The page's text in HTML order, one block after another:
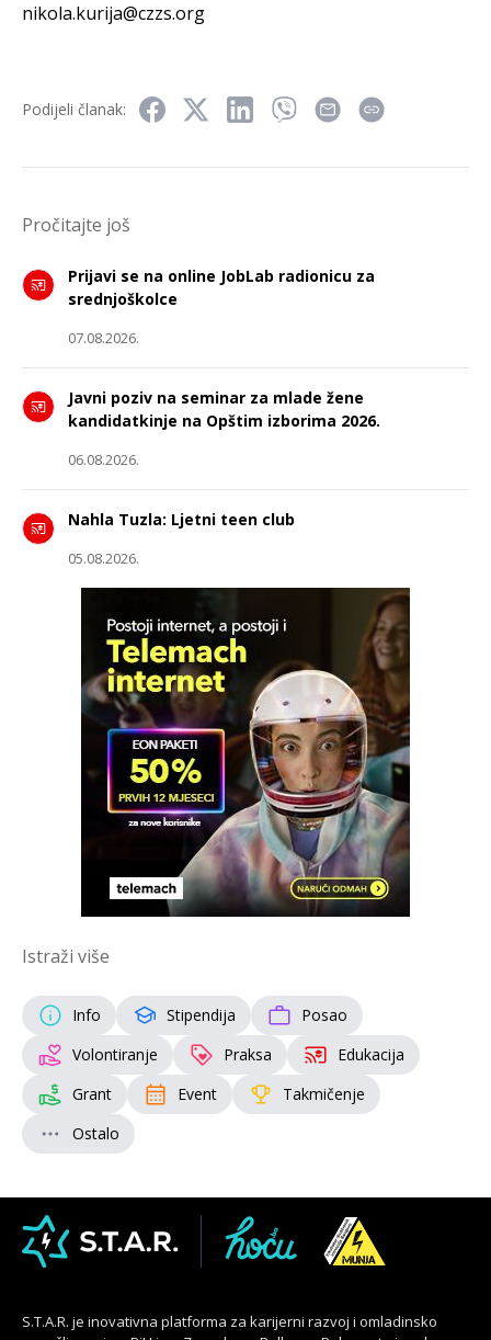
nikola.kurija@czzs.org
Podijeli članak:
Pročitajte još
Prijavi se na online JobLab radionicu za
srednjoškolce
07.08.2026.
Javni poziv na seminar za mlade žene
kandidatkinje na Opštim izborima 2026.
06.08.2026.
Nahla Tuzla: Ljetni teen club
05.08.2026.
Istraži više
Info Stipendija
Posao
Volontiranje
Praksa
Edukacija
Grant
Event
Takmičenje
Ostalo
S.T.A.R. je inovativna platforma za karijerni razvoj i omladinsko